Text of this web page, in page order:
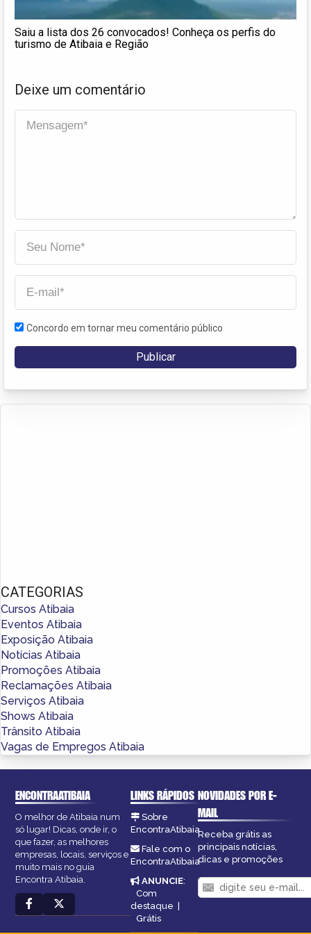
Saiu a lista dos 26 convocados! Conheça os perfis do
turismo de Atibaia e Região
Deixe um comentário
Concordo em tornar meu comentário público
CATEGORIAS
Cursos Atibaia
Eventos Atibaia
Exposição Atibaia
Notícias Atibaia
Promoções Atibaia
Reclamações Atibaia
Serviços Atibaia
Shows Atibaia
Trânsito Atibaia
Vagas de Empregos Atibaia
ENCONTRAATIBAIA
O melhor de Atibaia num
só lugar! Dicas, onde ir, o
que fazer, as melhores
empresas, locais, serviços e
muito mais no guia
Encontra Atibaia.
LINKS RÁPIDOS
Sobre
EncontraAtibaia
Fale com o
EncontraAtibaia
ANUNCIE:
Com
destaque
Grátis
NOVIDADES POR E-
MAIL
Receba grátis as
principais notícias,
dicas e promoções